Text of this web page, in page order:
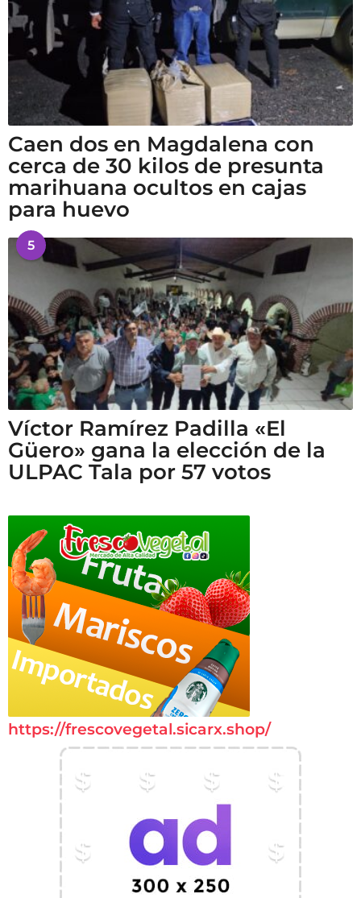
Caen dos en Magdalena con
cerca de 30 kilos de presunta
marihuana ocultos en cajas
para huevo
5
Víctor Ramírez Padilla «El
Güero» gana la elección de la
ULPAC Tala por 57 votos
https://frescovegetal.sicarx.shop/